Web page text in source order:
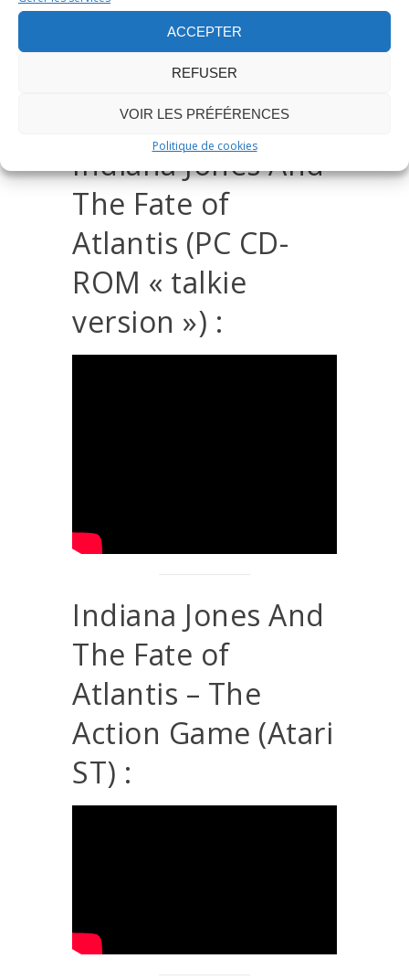
ACCEPTER
REFUSER
VOIR LES PRÉFÉRENCES
Politique de cookies
Si vous souhaitez l’acquérir, n’hésitez pas à
utiliser les liens sponsorisée plus bas sur cette
page dans la sectionboutique
Indiana Jones And
The Fate of
Atlantis (PC CD-
ROM « talkie
version ») :
Indiana Jones And
The Fate of
Atlantis – The
Action Game (Atari
ST) :